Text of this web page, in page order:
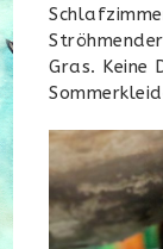
Gras. Keine